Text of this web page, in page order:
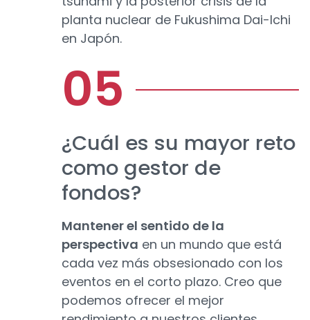
planta nuclear de Fukushima Dai-Ichi
en Japón.
¿Cuál es su mayor reto
como gestor de
fondos?
Mantener el sentido de la
perspectiva en un mundo que está
cada vez más obsesionado con los
eventos en el corto plazo. Creo que
podemos ofrecer el mejor